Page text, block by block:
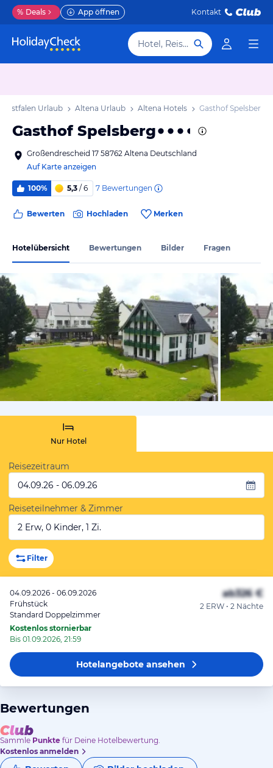
% Deals App öffnen Kontakt
Hotel, Reiseziel
Urlaub Altena Urlaub Altena Hotels Gasthof Spelsberg
Gasthof Spelsberg
Großendrescheid 17 58762 Altena Deutschland
Auf Karte anzeigen
100% 5,3 / 6 7 Bewertungen
Bewerten Hochladen Merken
Hotelübersicht Bewertungen Bilder Fragen
vom
Nur Hotel
Reisezeitraum
04.09.26 - 06.09.26
Reiseteilnehmer & Zimmer
2 Erw, 0 Kinder, 1 Zi.
Filter
04.09.2026 - 06.09.2026
Frühstück
Standard Doppelzimmer
Kostenlos stornierbar
Bis 01.09.2026, 21:59
ab326 €
2 ERW • 2 Nächte
Hotelangeboteansehen
Bewertungen
Sammle Punkte für Deine Hotelbewertung.
Kostenlos anmelden